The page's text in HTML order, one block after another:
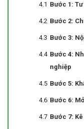
Bước 1:
Bước 2:
Bước 3:
Bước 4:
nghiệp
Bước 5:
Bước 6:
Bước 7: